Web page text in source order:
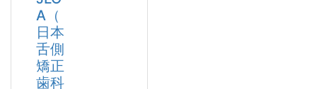
A（
日本
舌側
矯正
歯科